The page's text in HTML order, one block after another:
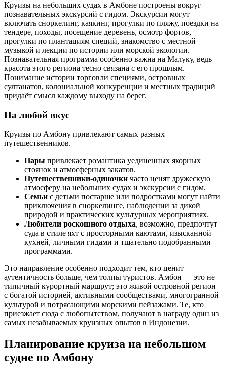
Круизы на небольших судах в Амбоне построены вокруг
познавательных экскурсий с гидом. Экскурсии могут
включать сноркелинг, каякинг, прогулки по пляжу, поездки на
тендере, походы, посещение деревень, осмотр фортов,
прогулки по плантациям специй, знакомство с местной
музыкой и лекции по истории или морской экологии.
Познавательная программа особенно важна на Малуку, ведь
красота этого региона тесно связана с его прошлым.
Понимание истории торговли специями, островных
султанатов, колониальной конкуренции и местных традиций
придаёт смысл каждому выходу на берег.
На любой вкус
Круизы по Амбону привлекают самых разных
путешественников.
Пары привлекает романтика уединенных якорных
стоянок и атмосферных закатов.
Путешественники-одиночки часто ценят дружескую
атмосферу на небольших судах и экскурсии с гидом.
Семьи с детьми постарше или подростками могут найти
приключения в сноркелинге, наблюдении за дикой
природой и практических культурных мероприятиях.
Любители роскошного отдыха, возможно, предпочтут
суда в стиле яхт с просторными каютами, изысканной
кухней, личными гидами и тщательно подобранными
программами.
Это направление особенно подходит тем, кто ценит
аутентичность больше, чем толпы туристов. Амбон — это не
типичный курортный маршрут; это живой островной регион
с богатой историей, активными сообществами, многогранной
культурой и потрясающими морскими пейзажами. Те, кто
приезжает сюда с любопытством, получают в награду один из
самых незабываемых круизных опытов в Индонезии.
Планирование круиза на небольшом
судне по Амбону